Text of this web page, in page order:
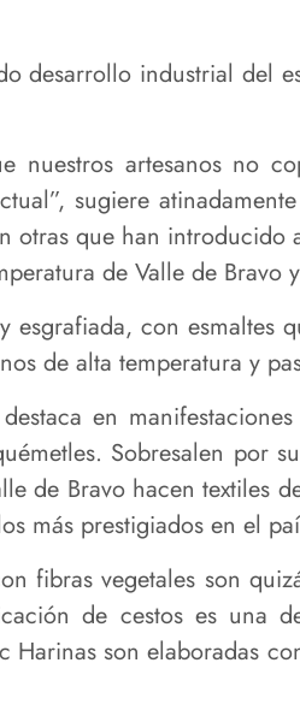
desarrollo industrial del
nuestros artesanos no
sugiere
otras que han introducido
de Valle de Bravo
esgrafiada, con
de alta temperatura y
en
Sobresalen por
de Bravo hacen textiles
más prestigiados en el
fibras vegetales son
de cestos es una
Harinas son elaboradas